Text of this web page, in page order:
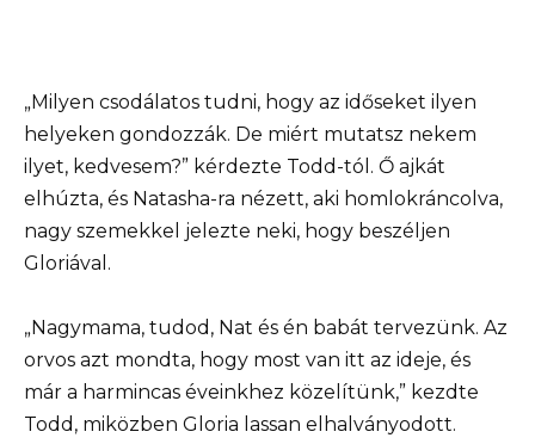
„Milyen csodálatos tudni, hogy az időseket ilyen
helyeken gondozzák. De miért mutatsz nekem
ilyet, kedvesem?” kérdezte Todd-tól. Ő ajkát
elhúzta, és Natasha-ra nézett, aki homlokráncolva,
nagy szemekkel jelezte neki, hogy beszéljen
Gloriával.
„Nagymama, tudod, Nat és én babát tervezünk. Az
orvos azt mondta, hogy most van itt az ideje, és
már a harmincas éveinkhez közelítünk,” kezdte
Todd, miközben Gloria lassan elhalványodott.